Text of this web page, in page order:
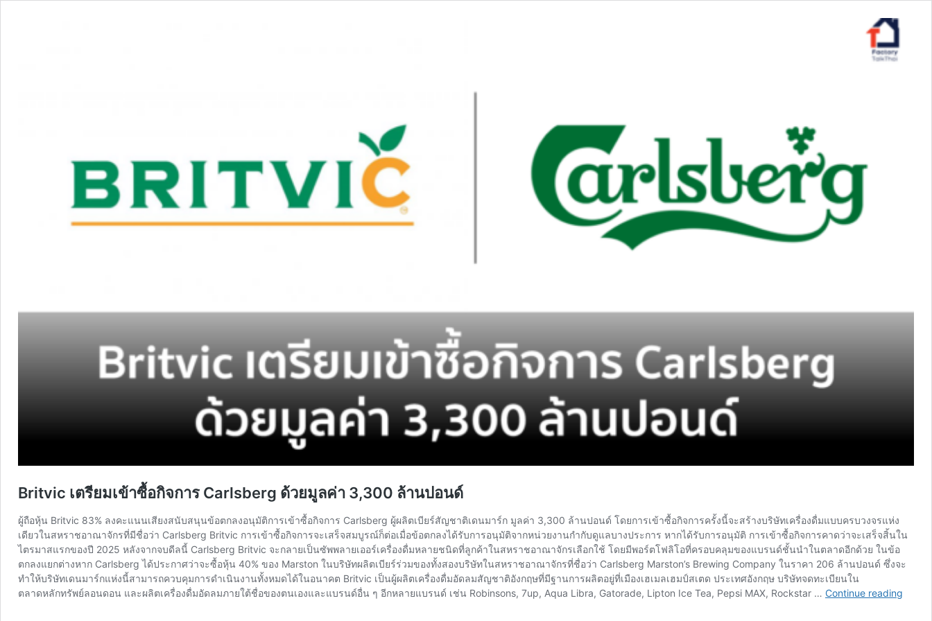
Britvic เตรียมเข้าซื้อกิจการ Carlsberg ด้วยมูลค่า 3,300 ล้านปอนด์
ผู้ถือหุ้น Britvic 83% ลงคะแนนเสียงสนับสนุนข้อตกลงอนุมัติการเข้าซื้อกิจการ Carlsberg ผู้ผลิตเบียร์สัญชาติเดนมาร์ก มูลค่า 3,300 ล้านปอนด์ โดยการเข้าซื้อกิจการครั้งนี้จะสร้างบริษัทเครื่องดื่มแบบครบวงจรแห่ง
เดียวในสหราชอาณาจักรที่มีชื่อว่า Carlsberg Britvic การเข้าซื้อกิจการจะเสร็จสมบูรณ์ก็ต่อเมื่อข้อตกลงได้รับการอนุมัติจากหน่วยงานกำกับดูแลบางประการ หากได้รับการอนุมัติ การเข้าซื้อกิจการคาดว่าจะเสร็จสิ้นใน
ไตรมาสแรกของปี 2025 หลังจากจบดีลนี้ Carlsberg Britvic จะกลายเป็นซัพพลายเออร์เครื่องดื่มหลายชนิดที่ลูกค้าในสหราชอาณาจักรเลือกใช้ โดยมีพอร์ตโฟลิโอที่ครอบคลุมของแบรนด์ชั้นนำในตลาดอีกด้วย ในข้อ
ตกลงแยกต่างหาก Carlsberg ได้ประกาศว่าจะซื้อหุ้น 40% ของ Marston ในบริษัทผลิตเบียร์ร่วมของทั้งสองบริษัทในสหราชอาณาจักรที่ชื่อว่า Carlsberg Marston’s Brewing Company ในราคา 206 ล้านปอนด์ ซึ่งจะ
ทำให้บริษัทเดนมาร์กแห่งนี้สามารถควบคุมการดำเนินงานทั้งหมดได้ในอนาคต Britvic เป็นผู้ผลิตเครื่องดื่มอัดลมสัญชาติอังกฤษที่มีฐานการผลิตอยู่ที่เมืองเฮเมลเฮมป์สเตด ประเทศอังกฤษ บริษัทจดทะเบียนใน
ตลาดหลักทรัพย์ลอนดอน และผลิตเครื่องดื่มอัดลมภายใต้ชื่อของตนเองและแบรนด์อื่น ๆ อีกหลายแบรนด์ เช่น Robinsons, 7up, Aqua Libra, Gatorade, Lipton Ice Tea, Pepsi MAX, Rockstar … Continue reading